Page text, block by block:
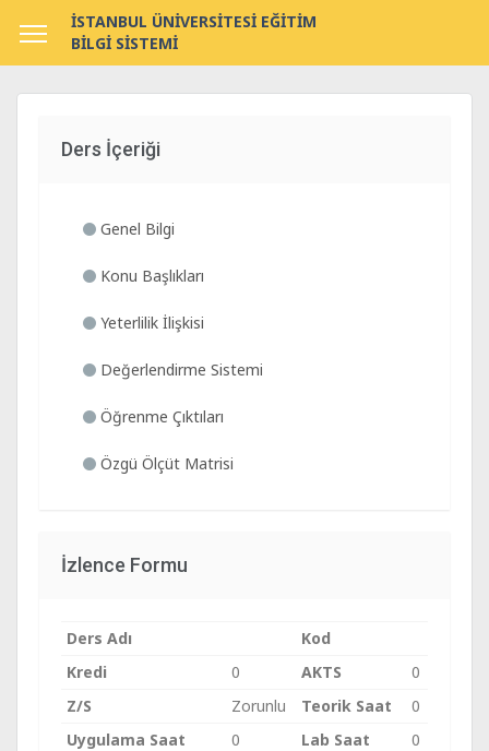
İSTANBUL ÜNİVERSİTESİ EĞİTİM
BİLGİ SİSTEMİ
Ders İçeriği
Genel Bilgi
Konu Başlıkları
Yeterlilik İlişkisi
Değerlendirme Sistemi
Öğrenme Çıktıları
Özgü Ölçüt Matrisi
İzlence Formu
Ders Adı
Kod
Kredi
0 AKTS
0
Z/S
Zorunlu Teorik Saat
0
Uygulama Saat
0 Lab Saat
0